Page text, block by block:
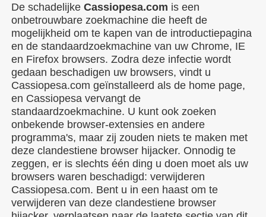
De schadelijke Cassiopesa.com is een
onbetrouwbare zoekmachine die heeft de
mogelijkheid om te kapen van de introductiepagina
en de standaardzoekmachine van uw Chrome, IE
en Firefox browsers. Zodra deze infectie wordt
gedaan beschadigen uw browsers, vindt u
Cassiopesa.com geïnstalleerd als de home page,
en Cassiopesa vervangt de
standaardzoekmachine. U kunt ook zoeken
onbekende browser-extensies en andere
programma's, maar zij zouden niets te maken met
deze clandestiene browser hijacker. Onnodig te
zeggen, er is slechts één ding u doen moet als uw
browsers waren beschadigd: verwijderen
Cassiopesa.com. Bent u in een haast om te
verwijderen van deze clandestiene browser